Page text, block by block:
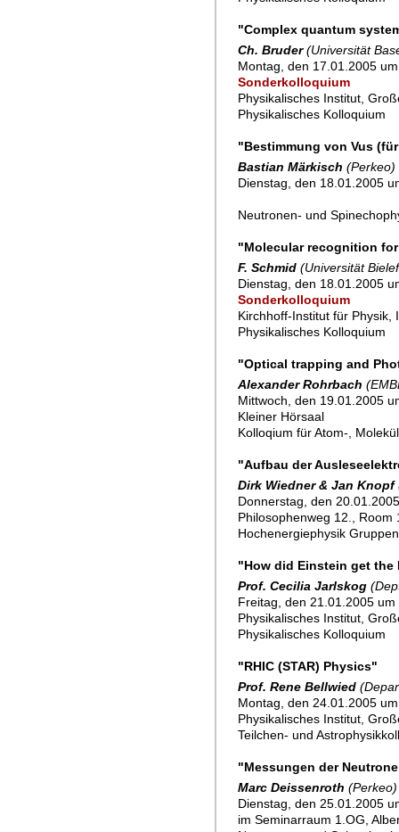
"Complex quantum
Ch. Bruder (Universität
Montag, den 17.01.2005
Sonderkolloquium
Physikalisches Institut,
Physikalisches Kolloquium
"Bestimmung von Vus
Bastian Märkisch (Perkeo)
Dienstag, den 18.01.2005
Neutronen- und
"Molecular recognition
F. Schmid (Universität
Dienstag, den 18.01.2005
Sonderkolloquium
Kirchhoff-Institut für Physik,
Physikalisches Kolloquium
"Optical trapping and
Alexander Rohrbach
Mittwoch, den 19.01.2005
Kleiner Hörsaal
Kolloqium für Atom-,
"Aufbau der
Dirk Wiedner & Jan Knopf
Donnerstag, den
Philosophenweg 12., Room
Hochenergiephysik
"How did Einstein get the
Prof. Cecilia Jarlskog
Freitag, den 21.01.2005
Physikalisches Institut,
Physikalisches Kolloquium
"RHIC (STAR) Physics"
Prof. Rene Bellwied
Montag, den 24.01.2005
Physikalisches Institut,
Teilchen- und
"Messungen der
Marc Deissenroth (Perkeo)
Dienstag, den 25.01.2005
im Seminarraum 1.OG,